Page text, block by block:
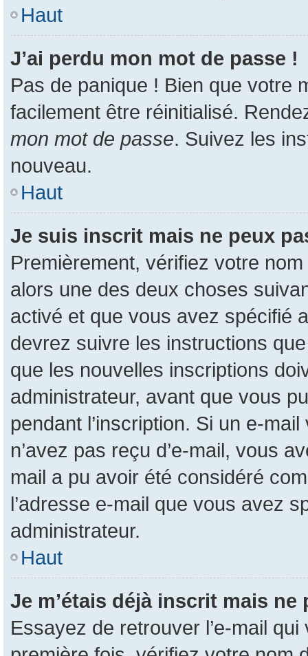
Haut
J’ai perdu mon mot de passe !
Pas de panique ! Bien que votre
facilement être réinitialisé.
mon mot de passe. Suivez les
nouveau.
Haut
Je suis inscrit mais ne peux
Premièrement, vérifiez votre
alors une des deux choses
activé et que vous avez spécifié
devrez suivre les instructions
que les nouvelles inscriptions
administrateur, avant que vous
pendant l’inscription. Si un e-
n’avez pas reçu d’e-mail, vous
mail a pu avoir été considéré
l’adresse e-mail que vous avez
administrateur.
Haut
Je m’étais déjà inscrit mais
Essayez de retrouver l’e-mail